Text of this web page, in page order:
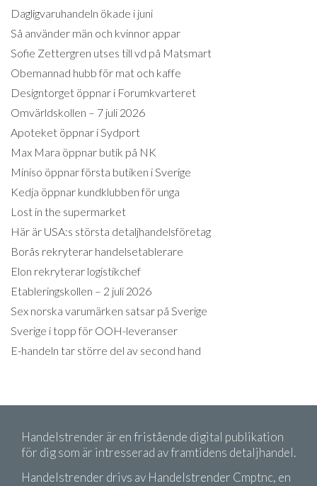
Dagligvaruhandeln ökade i juni
Så använder män och kvinnor appar
Sofie Zettergren utses till vd på Matsmart
Obemannad hubb för mat och kaffe
Designtorget öppnar i Forumkvarteret
Omvärldskollen – 7 juli 2026
Apoteket öppnar i Sydport
Max Mara öppnar butik på NK
Miniso öppnar första butiken i Sverige
Kedja öppnar kundklubben för unga
Lost in the supermarket
Här är USA:s största detaljhandelsföretag
Borås rekryterar handelsetablerare
Elon rekryterar logistikchef
Etableringskollen – 2 juli 2026
Sex norska varumärken satsar på Sverige
Sverige i topp för OOH-leveranser
E-handeln tar större del av second hand
Handelstrender är en fristående digital publikation
för dig som är intresserad av framtidens detaljhandel.
Handelstrender drivs av Handelstrender Cmptnc, en